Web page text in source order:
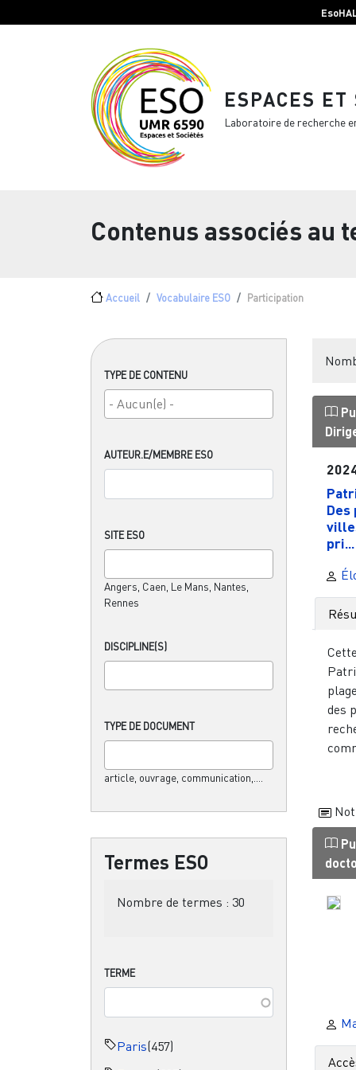
ESPACES ET
Laboratoire de recherche
Contenus associés au
Fil d'Ariane
Accueil Vocabulaire ESO Participation
TYPE DE CONTENU
AUTEUR.E/MEMBRE ESO
SITE ESO
Angers, Caen, Le Mans, Nantes,
Rennes
DISCIPLINE(S)
TYPE DE DOCUMENT
article, ouvrage, communication,....
Termes ESO
Nombre de termes : 30
TERME
Paris(457)
Des
pri...
des